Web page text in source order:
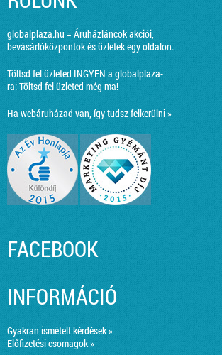
globalplaza.hu = Áruházláncok akciói,
bevásárlóközpontok és üzletek egy oldalon.
Töltsd fel üzleted INGYEN a globalplaza-
ra:Töltsd fel üzleted még ma!
Ha webáruházad van, így tudsz felkerülni »
FACEBOOK
INFORMÁCIÓ
Gyakran ismételt kérdések »
Előfizetési csomagok »